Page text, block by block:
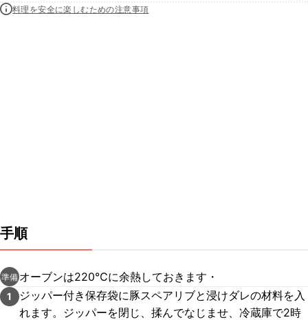
料理を安全に楽しむための注意事項
手順
準備 オーブンは220℃に余熱しておきます・
1
ジッパー付き保存袋に豚スペアリブと浸けダレの材料を入
れます。ジッパーを閉じ、揉んでなじませ、冷蔵庫で2時